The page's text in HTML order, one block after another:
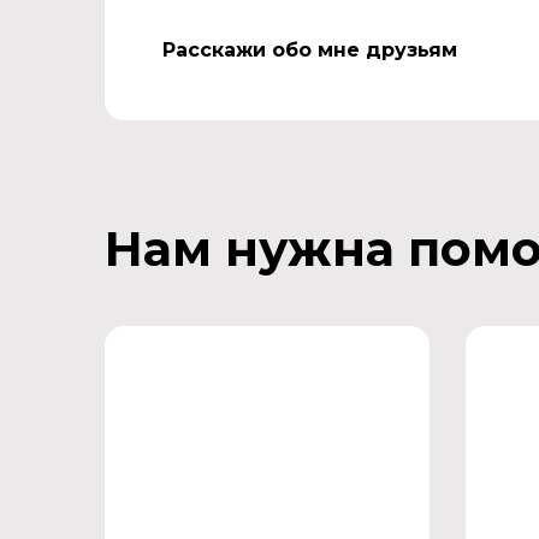
Расскажи обо мне друзьям
Нам нужна